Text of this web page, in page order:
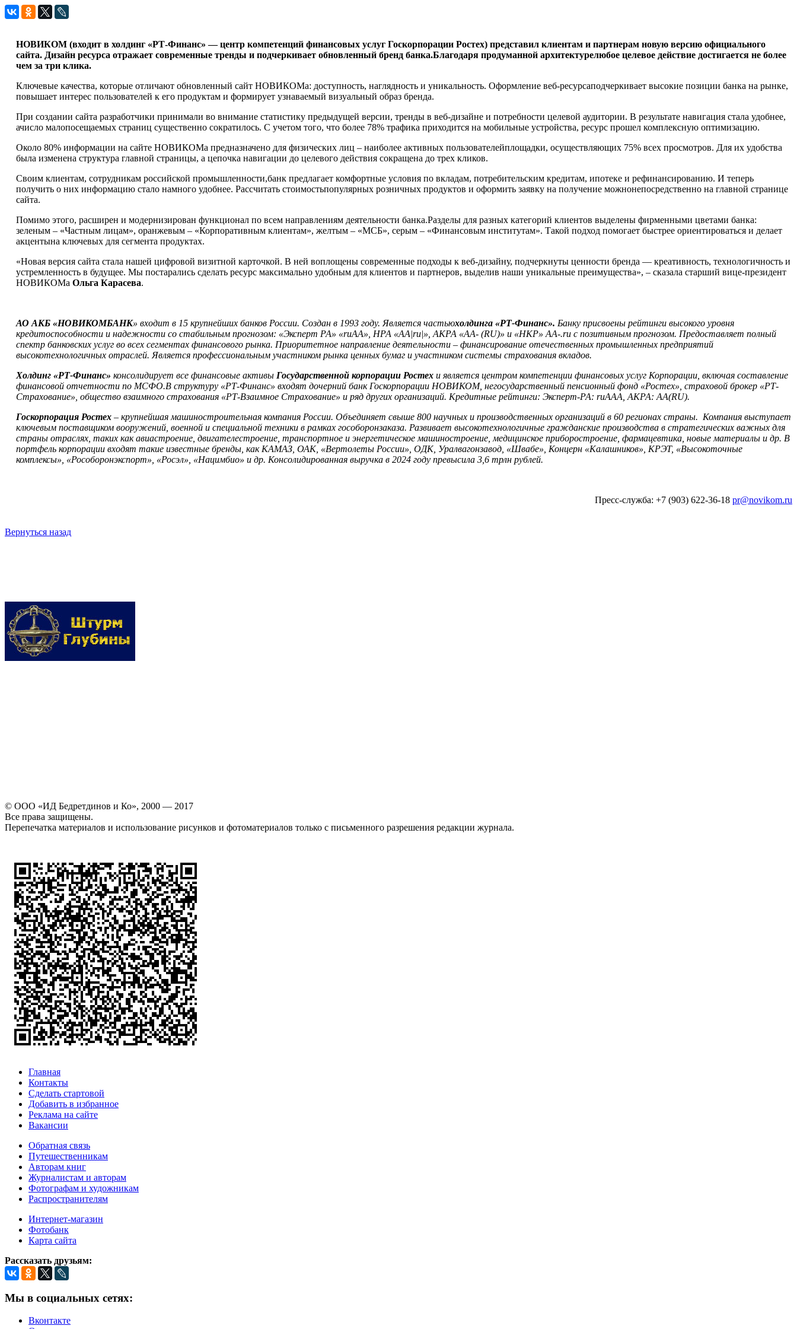
НОВИКОМ (входит в холдинг «РТ-Финанс» — центр компетенций финансовых услуг Госкорпорации Ростех) представил клиентам и партнерам новую версию официального
сайта. Дизайн ресурса отражает современные тренды и подчеркивает обновленный бренд банка.Благодаря продуманной архитектурелюбое целевое действие достигаетcя не более
чем за три клика.
Ключевые качества, которые отличают обновленный сайт НОВИКОМа: доступность, наглядность и уникальность. Оформление веб-ресурсаподчеркивает высокие позиции банка на рынке,
повышает интерес пользователей к его продуктам и формирует узнаваемый визуальный образ бренда.
При создании сайта разработчики принимали во внимание статистику предыдущей версии, тренды в веб-дизайне и потребности целевой аудитории. В результате навигация стала удобнее,
ачисло малопосещаемых страниц существенно сократилось. С учетом того, что более 78% трафика приходится на мобильные устройства, ресурс прошел комплексную оптимизацию.
Около 80% информации на сайте НОВИКОМа предназначено для физических лиц – наиболее активных пользователейплощадки, осуществляющих 75% всех просмотров. Для их удобства
была изменена структура главной страницы, а цепочка навигации до целевого действия сокращена до трех кликов.
Своим клиентам, сотрудникам российской промышленности,банк предлагает комфортные условия по вкладам, потребительским кредитам, ипотеке и рефинансированию. И теперь
получить о них информацию стало намного удобнее. Рассчитать стоимостьпопулярных розничных продуктов и оформить заявку на получение можнонепосредственно на главной странице
сайта.
Помимо этого, расширен и модернизирован функционал по всем направлениям деятельности банка.Разделы для разных категорий клиентов выделены фирменными цветами банка:
зеленым – «Частным лицам», оранжевым – «Корпоративным клиентам», желтым – «МСБ», серым – «Финансовым институтам». Такой подход помогает быстрее ориентироваться и делает
акцентына ключевых для сегмента продуктах.
«Новая версия сайта стала нашей цифровой визитной карточкой. В ней воплощены современные подходы к веб-дизайну, подчеркнуты ценности бренда — креативность, технологичность и
устремленность в будущее. Мы постарались сделать ресурс максимально удобным для клиентов и партнеров, выделив наши уникальные преимущества», – сказала старший вице-президент
НОВИКОМа Ольга Карасева.
АО АКБ «НОВИКОМБАНК» входит в 15 крупнейших банков России. Создан в 1993 году. Является частьюхолдинга «РТ-Финанс». Банку присвоены рейтинги высокого уровня
кредитоспособности и надежности со стабильным прогнозом: «Эксперт РА» «ruАА», НРА «АА|ru|», АКРА «АА- (RU)» и «НКР» АА-.ru с позитивным прогнозом. Предоставляет полный
спектр банковских услуг во всех сегментах финансового рынка. Приоритетное направление деятельности – финансирование отечественных промышленных предприятий
высокотехнологичных отраслей. Является профессиональным участником рынка ценных бумаг и участником системы страхования вкладов.
Холдинг «РТ-Финанс» консолидирует все финансовые активы Государственной корпорации Ростехи является центром компетенции финансовых услуг Корпорации, включая составление
финансовой отчетности по МСФО.В структуру «РТ-Финанс» входят дочерний банк Госкорпорации НОВИКОМ, негосударственный пенсионный фонд «Ростех», страховой брокер «РТ-
Страхование», общество взаимного страхования «РТ-Взаимное Страхование» и ряд других организаций. Кредитные рейтинги: Эксперт-РА: ruAAA, АКРА: AA(RU).
Госкорпорация Ростех– крупнейшая машиностроительная компания России. Объединяет свыше 800 научных и производственных организаций в 60 регионах страны. Компания выступает
ключевым поставщиком вооружений, военной и специальной техники в рамках гособоронзаказа. Развивает высокотехнологичные гражданские производства в стратегических важных для
страны отраслях, таких как авиастроение, двигателестроение, транспортное и энергетическое машиностроение, медицинское приборостроение, фармацевтика, новые материалы и др. В
портфель корпорации входят такие известные бренды, как КАМАЗ, ОАК, «Вертолеты России», ОДК, Уралвагонзавод, «Швабе», Концерн «Калашников», КРЭТ, «Высокоточные
комплексы», «Рособоронэкспорт», «Росэл», «Нацимбио» и др. Консолидированная выручка в 2024 году превысила 3,6 трлн рублей.
Пресс-служба: +7 (903) 622-36-18 pr@novikom.ru
Вернуться назад
© ООО «ИД Бедретдинов и Ко», 2000 — 2017
Все права защищены.
Перепечатка материалов и использование рисунков и фотоматериалов только с письменного разрешения редакции журнала.
Главная
Контакты
Сделать стартовой
Добавить в избранное
Реклама на сайте
Вакансии
Обратная связь
Путешественникам
Авторам книг
Журналистам и авторам
Фотографам и художникам
Распространителям
Интернет-магазин
Фотобанк
Карта сайта
Рассказать друзьям:
Мы в социальных сетях:
Вконтакте